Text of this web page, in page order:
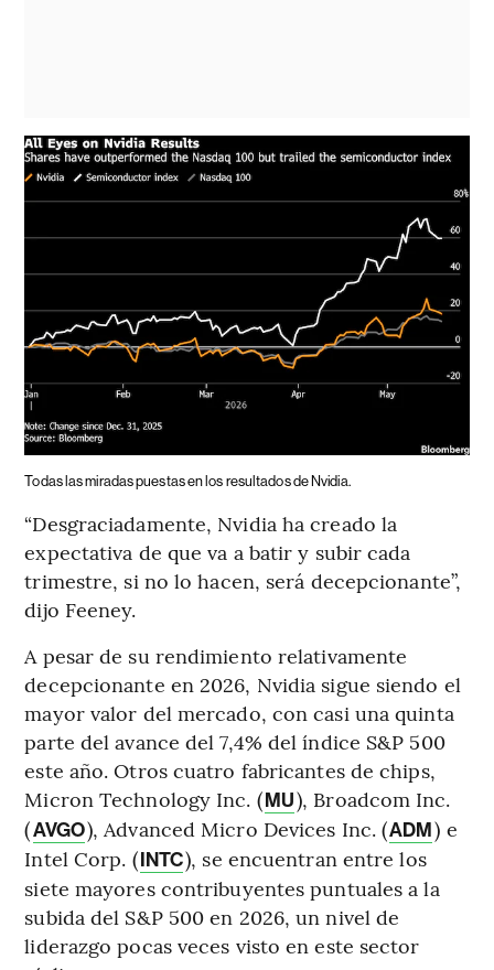
Todas las miradas puestas en los resultados de Nvidia.
“Desgraciadamente, Nvidia ha creado la
expectativa de que va a batir y subir cada
trimestre, si no lo hacen, será decepcionante”,
dijo Feeney.
A pesar de su rendimiento relativamente
decepcionante en 2026, Nvidia sigue siendo el
mayor valor del mercado, con casi una quinta
parte del avance del 7,4% del índice S&P 500
este año. Otros cuatro fabricantes de chips,
Micron Technology Inc. (MU), Broadcom Inc.
(AVGO), Advanced Micro Devices Inc. (ADM) e
Intel Corp. (INTC), se encuentran entre los
siete mayores contribuyentes puntuales a la
subida del S&P 500 en 2026, un nivel de
liderazgo pocas veces visto en este sector